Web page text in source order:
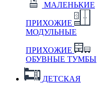
МАЛЕНЬКИЕ
ПРИХОЖИЕ
МОДУЛЬНЫЕ
ПРИХОЖИЕ
ОБУВНЫЕ ТУМБЫ
ДЕТСКАЯ